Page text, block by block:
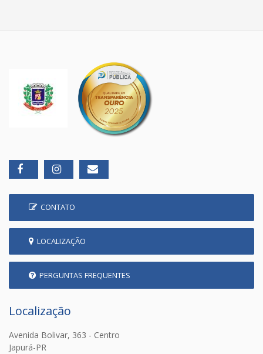
CONTATO
LOCALIZAÇÃO
PERGUNTAS FREQUENTES
Localização
Avenida Bolivar, 363 - Centro
Japurá-PR